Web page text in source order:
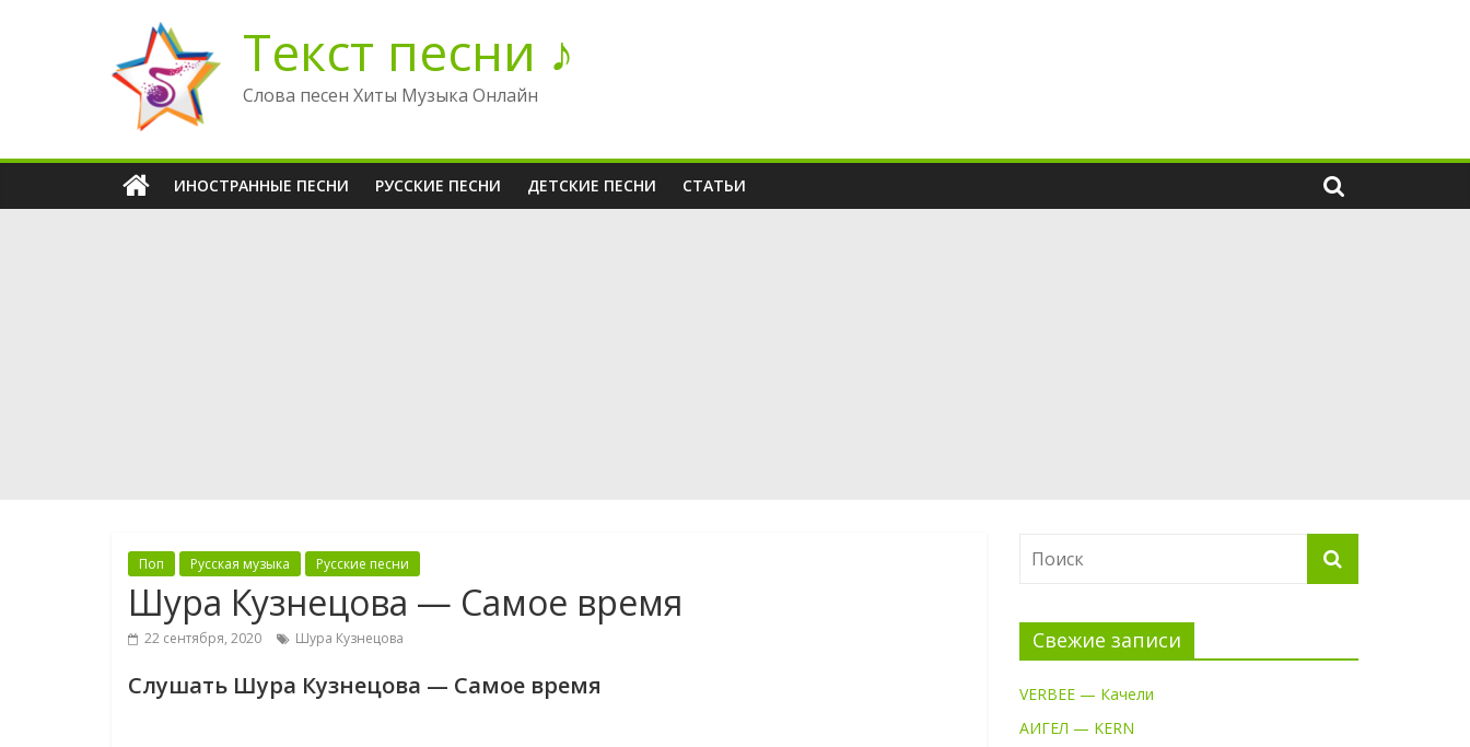
содержимому
Текст песни ♪
Слова песен Хиты Музыка Онлайн
ИНОСТРАННЫЕ ПЕСНИ РУССКИЕ ПЕСНИ ДЕТСКИЕ ПЕСНИ СТАТЬИ
Поп Русская музыка Русские песни
Шура Кузнецова — Самое время
22 сентября, 2020 Шура Кузнецова
Слушать Шура Кузнецова — Самое время
Свежие записи
VERBEE — Качели
АИГЕЛ — KERN